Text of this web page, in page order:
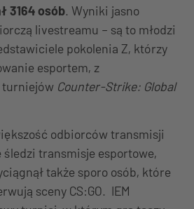
3164 osób. Wyniki jasno
livestreamu – są to młodzi
pokolenia Z, którzy
esportem, z
turniejów Counter-Strike: Global
odbiorców transmisji
śledzi transmisje esportowe,
także sporo osób, które
sceny CS:GO. IEM